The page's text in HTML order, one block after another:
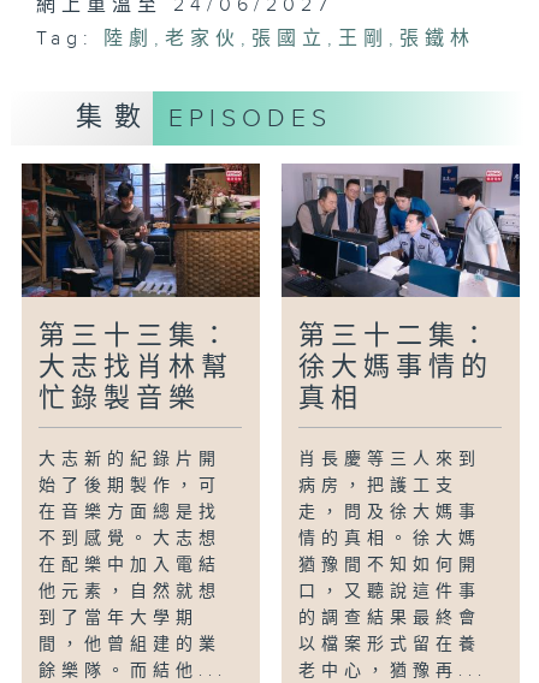
網上重溫至 24/06/2027
Tag:
陸劇 ,老家伙 , 張國立 , 王剛 , 張鐵林
集數 EPISODES
第三十三集：
大志找肖林幫
忙錄製音樂
大志新的紀錄片開
始了後期製作，可
在音樂方面總是找
不到感覺。大志想
在配樂中加入電結
他元素，自然就想
到了當年大學期
間，他曾組建的業
餘樂隊。而結他...
第三十二集：
徐大媽事情的
真相
肖長慶等三人來到
病房，把護工支
走，問及徐大媽事
情的真相。徐大媽
猶豫間不知如何開
口，又聽說這件事
的調查結果最終會
以檔案形式留在養
老中心，猶豫再...